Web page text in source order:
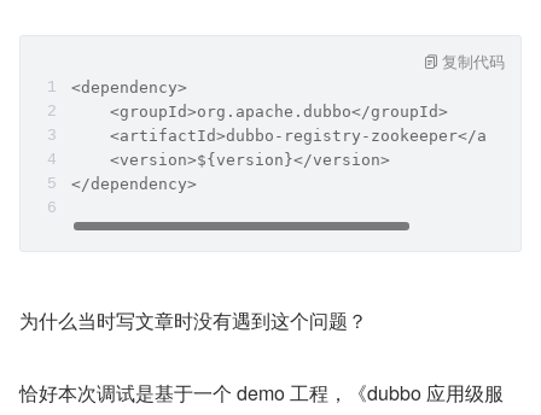
<dependency>
    <groupId>org.apache.dubbo</groupId>
<artifactId>dubbo-registry-zookeeper</
    <version>${version}</version>
</dependency>
复制代码
为什么当时写文章时没有遇到这个问题？
恰好本次调试是基于一个 demo 工程，《dubbo 应用级服